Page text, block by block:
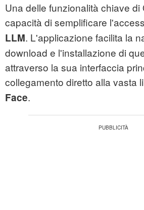
Una delle funzionalità chiave
capacità di semplificare
LLM. L'applicazione facilita la
download e l'installazione di
attraverso la sua interfaccia
collegamento diretto alla vasta
Face.